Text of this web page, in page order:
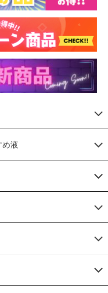
め液